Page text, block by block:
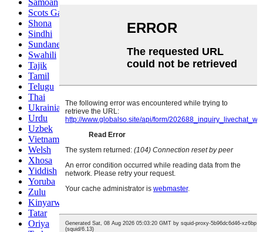
Samoan
Scots Gaelic
Shona
Sindhi
Sundanese
Swahili
Tajik
Tamil
Telugu
Thai
Ukrainian
Urdu
Uzbek
Vietnamese
Welsh
Xhosa
Yiddish
Yoruba
Zulu
Kinyarwanda
Tatar
Oriya